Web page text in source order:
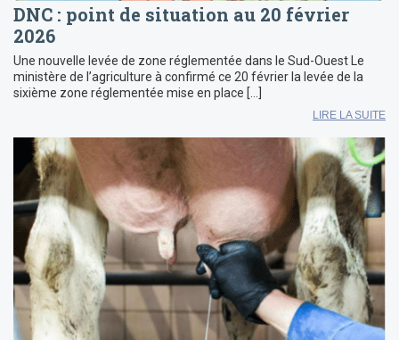
DNC : point de situation au 20 février
2026
Une nouvelle levée de zone réglementée dans le Sud-Ouest Le
ministère de l’agriculture à confirmé ce 20 février la levée de la
sixième zone réglementée mise en place […]
LIRE LA SUITE